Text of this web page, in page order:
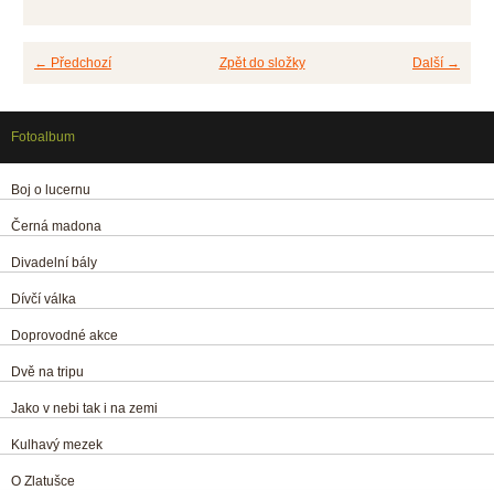
← Předchozí Další →
Zpět do složky
Fotoalbum
Boj o lucernu
Černá madona
Divadelní bály
Dívčí válka
Doprovodné akce
Dvě na tripu
Jako v nebi tak i na zemi
Kulhavý mezek
O Zlatušce